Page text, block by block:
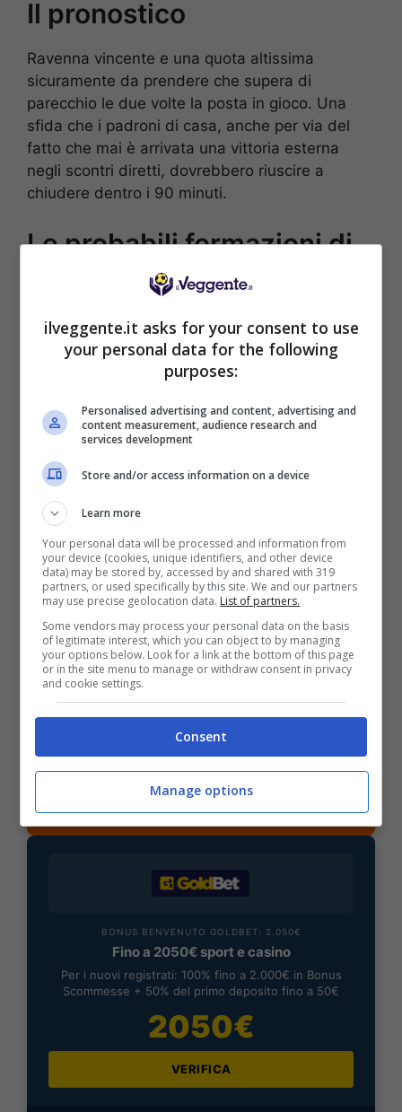
Il pronostico
Ravenna vincente e una quota altissima
sicuramente da prendere che supera di
parecchio le due volte la posta in gioco. Una
sfida che i padroni di casa, anche per via del
fatto che mai è arrivata una vittoria esterna
negli scontri diretti, dovrebbero riuscire a
chiudere dentro i 90 minuti.
Le probabili formazioni di
Ravenna-Cittadella
RAVENNA (3-4-1-2) : Poluzzi; Donati, Esposito,
Bianconi; Da Pozzo, Viola, Mandorlini, Lonardi;
Bani; Fischnaller, Okaka.
Zilio; D’Alessio, Vita, Barberis, Anastasia, Rizza;
Rabbi, Falcinelli.
POSSIBILE RISULTATO: 2-0
BONUS SPORTBET: 100€ SUBITO
Bonus 50€ SENZA deposito + fino a 50€ di
rimborso
Bonus 50€ senza deposito sport + fino a 50€ di
bonus rimborso sul primo deposito
200€
BONUS BENVENUTO GOLDBET: 2.050€
Fino a 2050€ sport e casino
Per i nuovi registrati: 100% fino a 2.000€ in Bonus
Scommesse + 50% del primo deposito fino a 50€
2050€
VERIFICA
ilveggente.it asks for your consent to use
your personal data for the following
purposes:
Personalised advertising and content, advertising and
content measurement, audience research and
services development
Store and/or access information on a device
Learn more
Your personal data will be processed and information from
your device (cookies, unique identifiers, and other device
data) may be stored by, accessed by and shared with 319
partners, or used specifically by this site. We and our partners
may use precise geolocation data. List of partners.
Some vendors may process your personal data on the basis
of legitimate interest, which you can object to by managing
your options below. Look for a link at the bottom of this page
or in the site menu to manage or withdraw consent in privacy
and cookie settings.
Consent
Manage options